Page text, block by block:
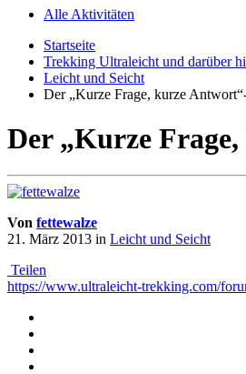
Alle Aktivitäten
Startseite
Trekking Ultraleicht und darüber
Leicht und Seicht
Der „Kurze Frage, kurze
Der „Kurze
Von fettewalze
21. März 2013 in Leicht und Seicht
Teilen
https://www.ultraleicht-trekking.com/